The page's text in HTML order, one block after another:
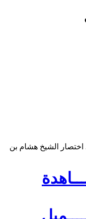
الشيخ هشام بن